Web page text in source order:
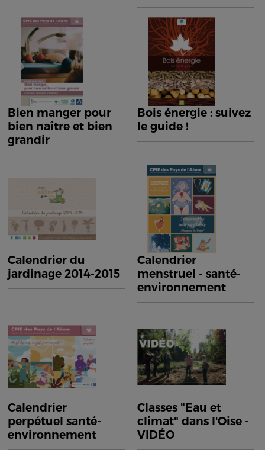
Bien manger pour
bien naître et bien
grandir
Bois énergie : suivez
le guide !
Calendrier du
jardinage 2014-2015
Calendrier
menstruel - santé-
environnement
Calendrier
perpétuel santé-
environnement
Classes "Eau et
climat" dans l'Oise -
VIDÉO